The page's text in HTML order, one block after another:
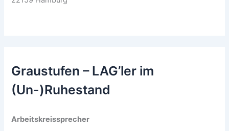
Graustufen – LAG’ler im
(Un-)Ruhestand
Arbeitskreissprecher